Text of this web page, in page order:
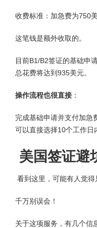
收费标准：加急费为750
这笔钱是额外收取的。
目前B1/B2签证的基础申
总花费将达到935美元。
操作流程也很直接 ：
完成基础申请并支付加急
可以直接选择10个工作日
美国签证避
看到这里，可能有人觉得
千万别误会！
关于这项服务，有几个信